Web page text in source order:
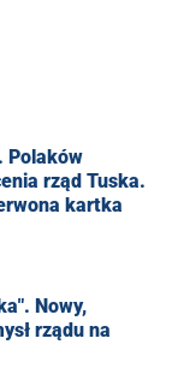
Polaków
rząd Tuska.
kartka
Nowy,
rządu na